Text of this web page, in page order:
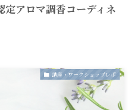
定アロマ調香コーディネ
講座・ワークショップレポ